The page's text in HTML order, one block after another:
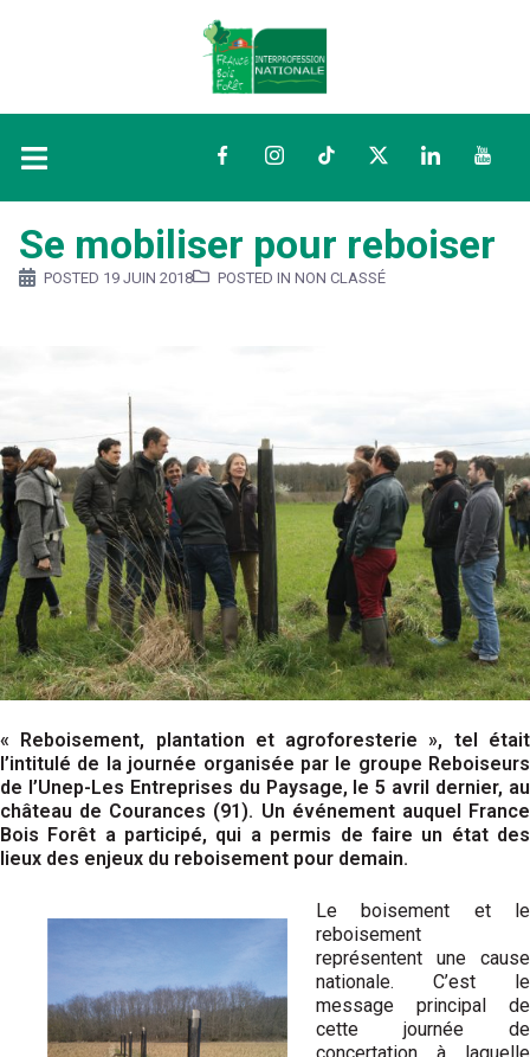
FacebookInstagramTikTokTwitterLinkedIn
Se mobiliser pour reboiser
POSTED 19 JUIN 2018 POSTED IN NON CLASSÉ
« Reboisement, plantation et agroforesterie », tel était
l’intitulé de la journée organisée par le groupe Reboiseurs
de l’Unep-Les Entreprises du Paysage, le 5 avril dernier, au
château de Courances (91). Un événement auquel France
Bois Forêt a participé, qui a permis de faire un état des
lieux des enjeux du reboisement pour demain.
Le boisement et le
reboisement
représentent une cause
nationale. C’est le
message principal de
cette journée de
concertation à laquelle